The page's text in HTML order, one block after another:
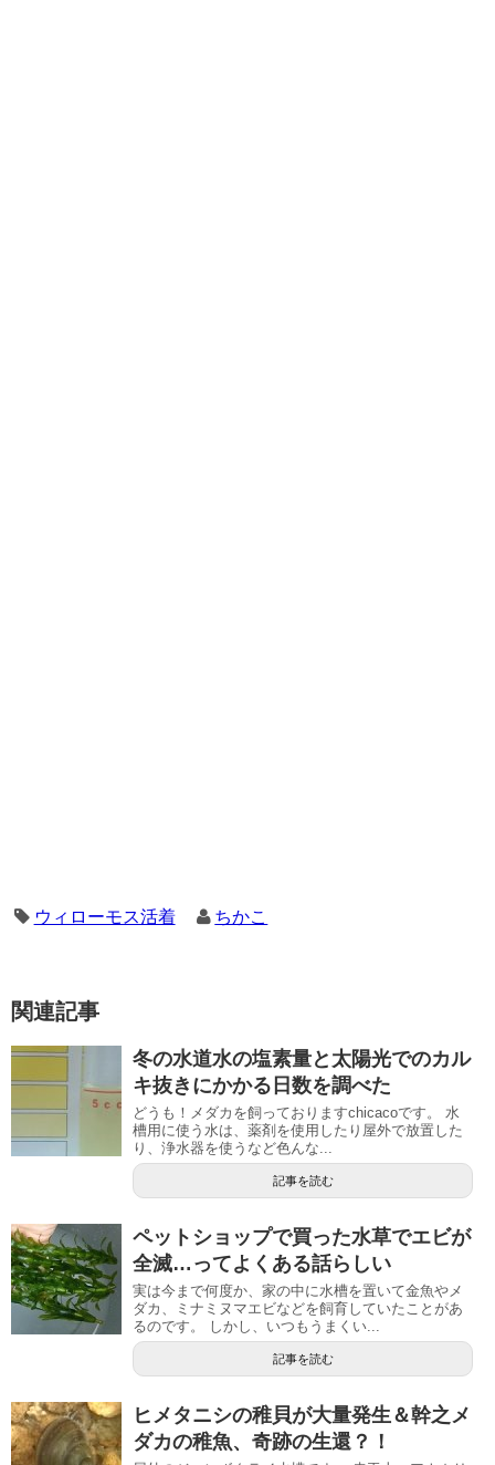
ウィローモス活着 ちかこ
関連記事
冬の水道水の塩素量と太陽光でのカル
キ抜きにかかる日数を調べた
どうも！メダカを飼っておりますchicacoです。 水
槽用に使う水は、薬剤を使用したり屋外で放置した
り、浄水器を使うなど色んな...
記事を読む
ペットショップで買った水草でエビが
全滅…ってよくある話らしい
実は今まで何度か、家の中に水槽を置いて金魚やメ
ダカ、ミナミヌマエビなどを飼育していたことがあ
るのです。 しかし、いつもうまくい...
記事を読む
ヒメタニシの稚貝が大量発生＆幹之メ
ダカの稚魚、奇跡の生還？！